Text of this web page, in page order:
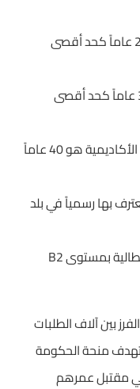
السن المسموح للماجستير هو 28 عاماً كحد أقصى
السن المسموح للدكتوراه هو 30 عاماً كحد أقصى
السن المسموح لمشاريع البحوث الأكاديمية هو 40 عاماً
بها رسمياً في بلد
إثبات إجادة اللغة الإنجليزية أو الإيطالية بمستوى B2
بين آلاف الطلبات
تهدف منحة الحكومة
في مقتبل عمرهم